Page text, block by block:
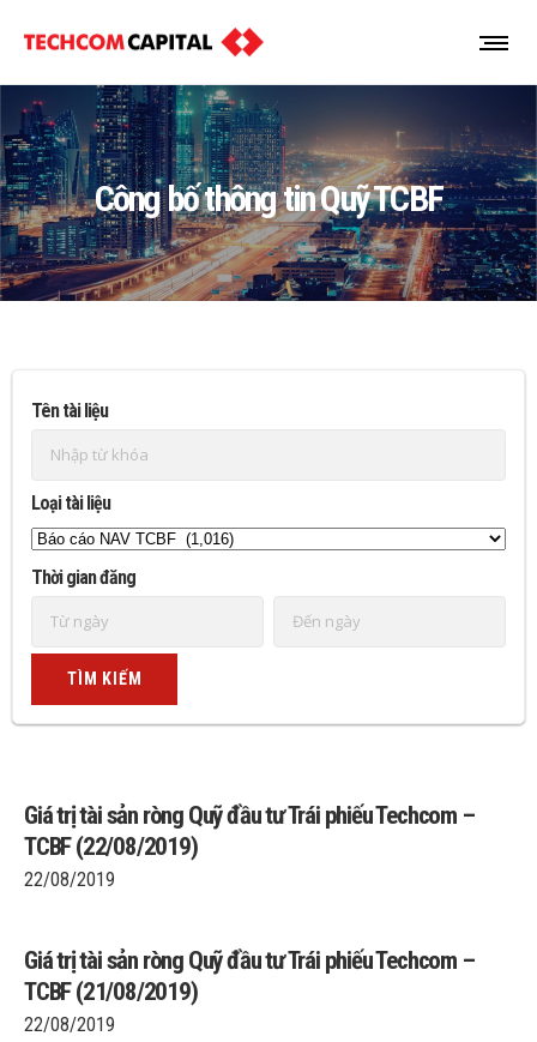
Công bố thông tin Quỹ TCBF
Tên tài liệu
Loại tài liệu
Thời gian đăng
Giá trị tài sản ròng Quỹ đầu tư Trái phiếu Techcom –
TCBF (22/08/2019)
22/08/2019
Giá trị tài sản ròng Quỹ đầu tư Trái phiếu Techcom –
TCBF (21/08/2019)
22/08/2019